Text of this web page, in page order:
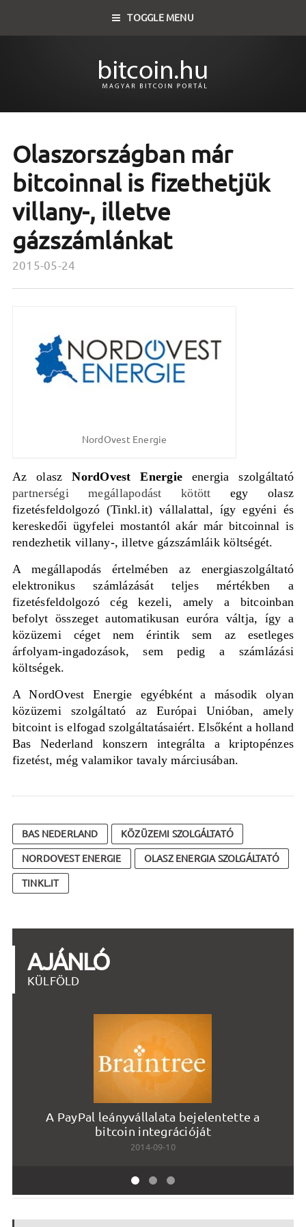
TOGGLE MENU
Olaszországban már
bitcoinnal is fizethetjük
villany-, illetve
gázszámlánkat
2015-05-24
NordOvest Energie
Az olaszNordOvest Energie energia szolgáltató
partnerségi megállapodást kötött egy olasz
fizetésfeldolgozó (Tinkl.it) vállalattal, így egyéni és
kereskedői ügyfelei mostantól akár már bitcoinnal is
rendezhetik villany-, illetve gázszámláik költségét.
A megállapodás értelmében az energiaszolgáltató
elektronikus számlázását teljes mértékben a
fizetésfeldolgozó cég kezeli, amely a bitcoinban
befolyt összeget automatikusan euróra váltja, így a
közüzemi céget nem érintik sem az esetleges
árfolyam-ingadozások, sem pedig a számlázási
költségek.
A NordOvest Energie egyébként a második olyan
közüzemi szolgáltató az Európai Unióban, amely
bitcointis elfogadszolgáltatásaiért. Elsőként a holland
Bas Nederland konszern integrálta akriptopénzes
fizetést, mégvalamikor tavaly márciusában.
BAS NEDERLAND KÖZÜZEMI SZOLGÁLTATÓ
NORDOVEST ENERGIE OLASZ ENERGIA SZOLGÁLTATÓ
TINKL.IT
AJÁNLÓ
KÜLFÖLD
A PayPal leányvállalata bejelentette a
bitcoin integrációját
2014-09-10